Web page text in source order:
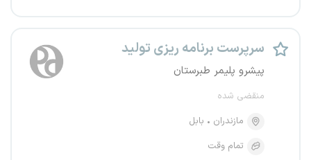
سرپرست برنامه ریزی تولید
پیشرو پلیمر طبرستان
منقضی شده
مازندران
بابل
تمام وقت